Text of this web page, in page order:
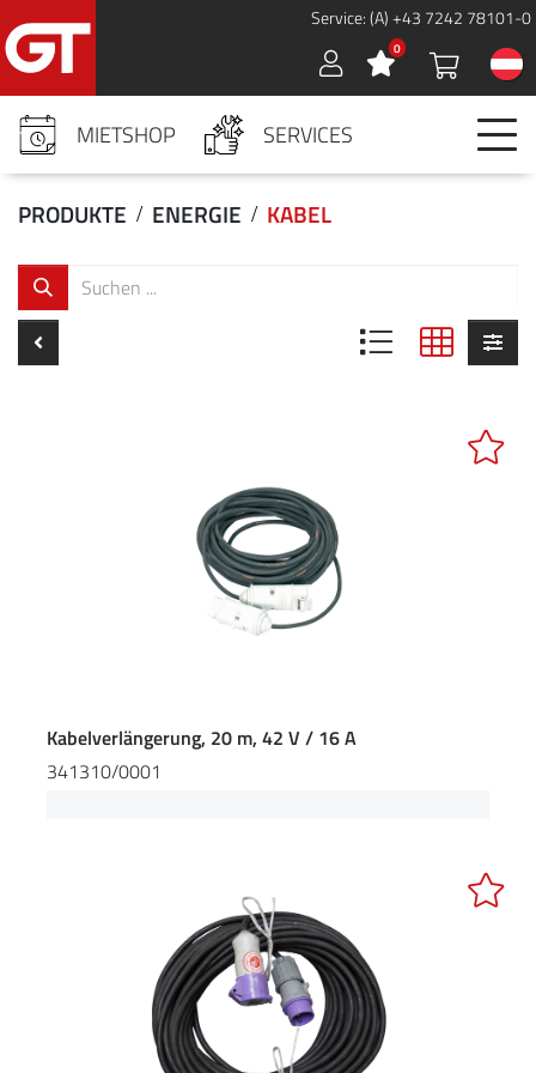
Service: (A) +43 7242 78101-0
Sign in 0
MIETSHOP SERVICES
PRODUKTE ENERGIE KABEL
Kabelverlängerung, 20 m, 42 V / 16 A
341310/0001